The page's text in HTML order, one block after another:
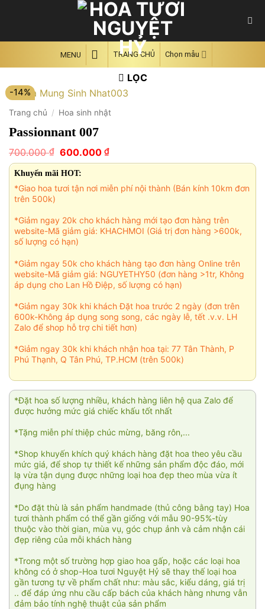
MENU TRANG CHỦ Chọn mẫu
LỌC
-14%
Trang chủ / Hoa sinh nhật
Passionnant 007
700.000₫ Giá
gốc
là:
700.000 ₫.
600.000 ₫Giá
hiện
600.000 ₫.
Khuyến mãi HOT:
*Giao hoa tươi tận nơi miễn phí nội thành (Bán kính 10km đơn
trên 500k)
*Giảm ngay 20k cho khách hàng mới tạo đơn hàng trên
website-Mã giảm giá: KHACHMOI (Giá trị đơn hàng >600k,
số lượng có hạn)
*Giảm ngay 50k cho khách hàng tạo đơn hàng Online trên
website-Mã giảm giá: NGUYETHY50 (đơn hàng >1tr, Không
áp dụng cho Lan Hồ Điệp, số lượng có hạn)
*Giảm ngay 30k khi khách Đặt hoa trước 2 ngày (đơn trên
600k-Không áp dụng song song, các ngày lễ, tết .v.v. LH
Zalo để shop hỗ trợ chi tiết hơn)
*Giảm ngay 30k khi khách nhận hoa tại: 77 Tân Thành, P
Phú Thạnh, Q Tân Phú, TP.HCM (trên 500k)
*Đặt hoa số lượng nhiều, khách hàng liên hệ qua Zalo để
được hưởng mức giá chiếc khấu tốt nhất
*Tặng miễn phí thiệp chúc mừng, băng rôn,...
*Shop khuyến khích quý khách hàng đặt hoa theo yêu cầu
mức giá, để shop tự thiết kế những sản phẩm độc đáo, mới
lạ vừa tận dụng được những loại hoa đẹp theo mùa vừa ít
đụng hàng
*Do đặt thù là sản phẩm handmade (thủ công bằng tay) Hoa
tươi thành phẩm có thể gần giống với mẫu 90-95%-tùy
thuộc vào thời gian, mùa vụ, góc chụp ảnh và cảm nhận cái
đẹp riêng của mỗi khách hàng
*Trong một số trường hợp giao hoa gấp, hoặc các loại hoa
không có ở shop-Hoa tươi Nguyệt Hỷ sẽ thay thế loại hoa
gần tương tự về phẩm chất như: màu sắc, kiểu dáng, giá trị
.. để đáp ứng nhu cầu cấp bách của khách hàng nhưng vẫn
đảm bảo tính nghệ thuật của sản phẩm